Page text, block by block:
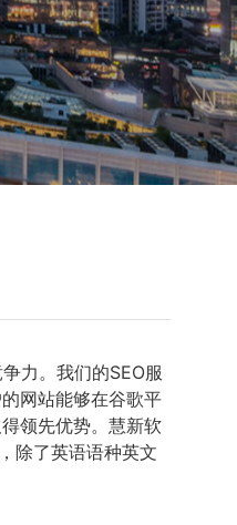
力。我们的SEO服
网站能够在谷歌平
领先优势。慧新软
除了英语语种英文